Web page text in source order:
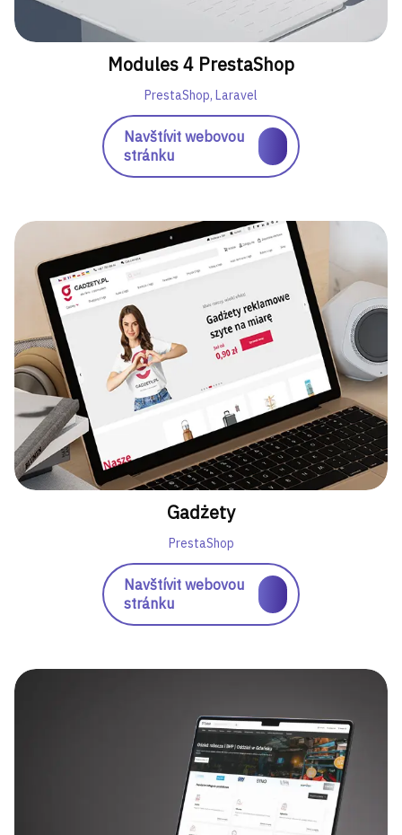
Modules 4 PrestaShop
PrestaShop, Laravel
Navštívit webovou
stránku
Gadżety
PrestaShop
Navštívit webovou
stránku